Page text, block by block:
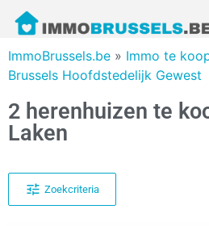
ImmoBrussels.be » Immo te
Brussels Hoofdstedelijk Gewest
2 herenhuizen te
Laken
Zoekcriteria